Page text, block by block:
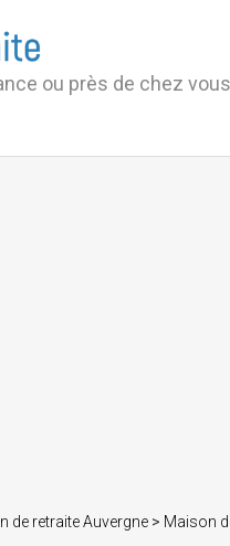
ou près de chez
de retraite Auvergne > Maison